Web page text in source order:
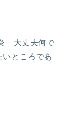
大丈夫何で
ところであ